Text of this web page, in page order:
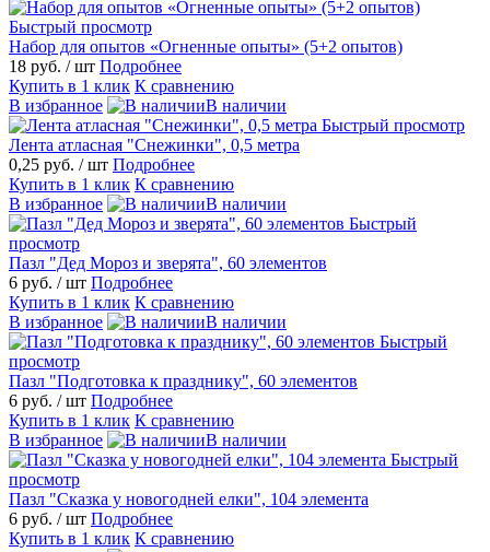
Быстрый просмотр
Набор для опытов «Огненные опыты» (5+2 опытов)
18 руб. / шт Подробнее
Купить в 1 клик К сравнению
В избранное
В наличии
Быстрый просмотр
Лента атласная "Снежинки", 0,5 метра
0,25 руб. / шт Подробнее
Купить в 1 клик К сравнению
В избранное
В наличии
Быстрый
просмотр
Пазл "Дед Мороз и зверята", 60 элементов
6 руб. / шт Подробнее
Купить в 1 клик К сравнению
В избранное
В наличии
Быстрый
просмотр
Пазл "Подготовка к празднику", 60 элементов
6 руб. / шт Подробнее
Купить в 1 клик К сравнению
В избранное
В наличии
Быстрый
просмотр
Пазл "Сказка у новогодней елки", 104 элемента
6 руб. / шт Подробнее
Купить в 1 клик К сравнению